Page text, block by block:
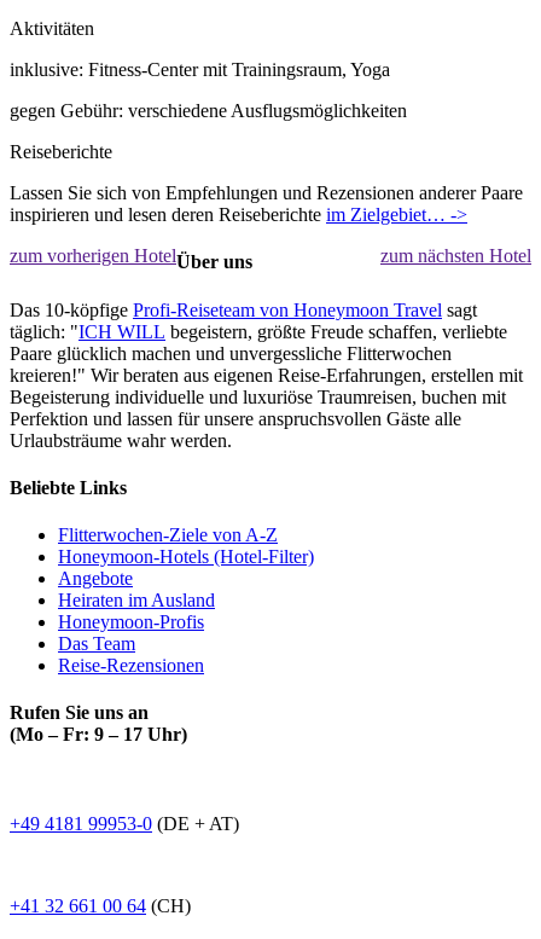
Aktivitäten
inklusive: Fitness-Center mit Trainingsraum, Yoga
gegen Gebühr: verschiedene Ausflugsmöglichkeiten
Reiseberichte
Lassen Sie sich von Empfehlungen und Rezensionen anderer Paare
inspirieren und lesen deren Reiseberichte im Zielgebiet… ->
zum vorherigen Hotel
zum nächsten Hotel
Über uns
Das 10-köpfige Profi-Reiseteam von Honeymoon Travel sagt
täglich: "ICH WILL begeistern, größte Freude schaffen, verliebte
Paare glücklich machen und unvergessliche Flitterwochen
kreieren!" Wir beraten aus eigenen Reise-Erfahrungen, erstellen mit
Begeisterung individuelle und luxuriöse Traumreisen, buchen mit
Perfektion und lassen für unsere anspruchsvollen Gäste alle
Urlaubsträume wahr werden.
Beliebte Links
Flitterwochen-Ziele von A-Z
Honeymoon-Hotels (Hotel-Filter)
Angebote
Heiraten im Ausland
Honeymoon-Profis
Das Team
Reise-Rezensionen
Rufen Sie uns an
(Mo – Fr: 9 – 17 Uhr)
+49 4181 99953-0 (DE + AT)
+41 32 661 00 64 (CH)